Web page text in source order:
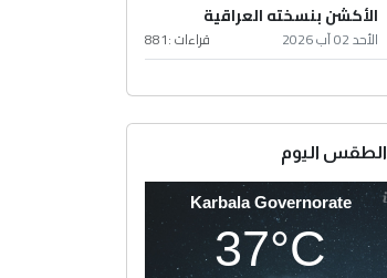
الأكشن بنسخته العراقية
الأحد 02 آب 2026 قراءات :881
الطقس اليوم
Karbala Governorate
37°C